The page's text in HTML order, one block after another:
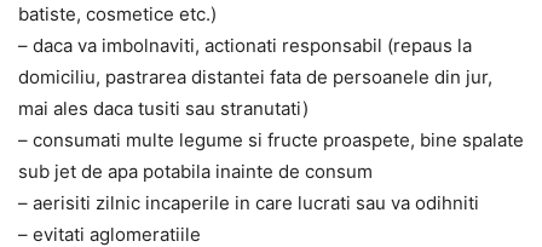
batiste, cosmetice etc.)
– daca va imbolnaviti, actionati responsabil (repaus la
domiciliu, pastrarea distantei fata de persoanele din jur,
mai ales daca tusiti sau stranutati)
– consumati multe legume si fructe proaspete, bine spalate
sub jet de apa potabila inainte de consum
– aerisiti zilnic incaperile in care lucrati sau va odihniti
– evitati aglomeratiile